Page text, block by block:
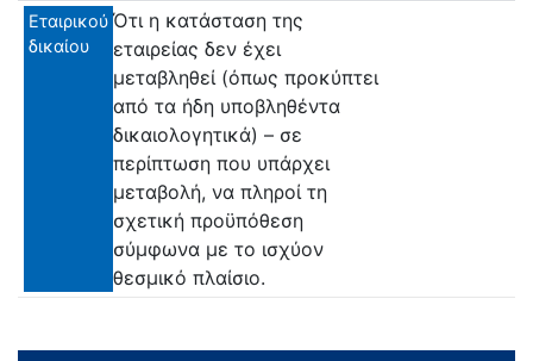
Εταιρικού
δικαίου
Ότι η κατάσταση της
εταιρείας δεν έχει
μεταβληθεί (όπως προκύπτει
από τα ήδη υποβληθέντα
δικαιολογητικά) – σε
περίπτωση που υπάρχει
μεταβολή, να πληροί τη
σχετική προϋπόθεση
σύμφωνα με το ισχύον
θεσμικό πλαίσιο.